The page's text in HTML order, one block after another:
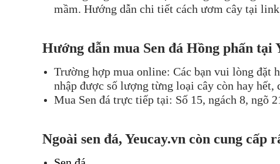
mầm. Hướng dẫn chi tiết cách ươm cây tại
Hướng dẫn mua Sen đá Hồng phấn tại
Trường hợp mua online: Các bạn vui lòng đặt
nhập được số lượng từng loại cây còn hay hết,
Mua Sen đá trực tiếp tại: Số 15, ngách 8, ngõ
Ngoài sen đá, Yeucay.vn còn cung